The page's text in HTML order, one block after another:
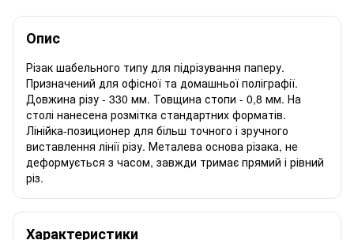
Опис
Різак шабельного типу для підрізування паперу.
Призначений для офісної та домашньої поліграфії.
Довжина різу - 330 мм. Товщина стопи - 0,8 мм. На
столі нанесена розмітка стандартних форматів.
Лінійка-позиционер для більш точного і зручного
виставлення лінії різу. Металева основа різака, не
деформується з часом, завжди тримає прямий і рівний
різ.
Характеристики